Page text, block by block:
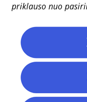
priklauso nuo